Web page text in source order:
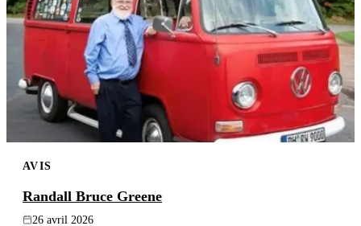
AVIS
Randall Bruce Greene
26 avril 2026